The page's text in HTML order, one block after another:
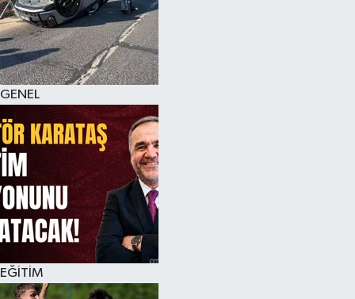
GENEL
EĞİTİM
KÜLTÜR SANAT
MAGAZİN
SAĞLIK
SİYASET
SPOR
TEKNOLOJİ
VİZYONDAKİLER